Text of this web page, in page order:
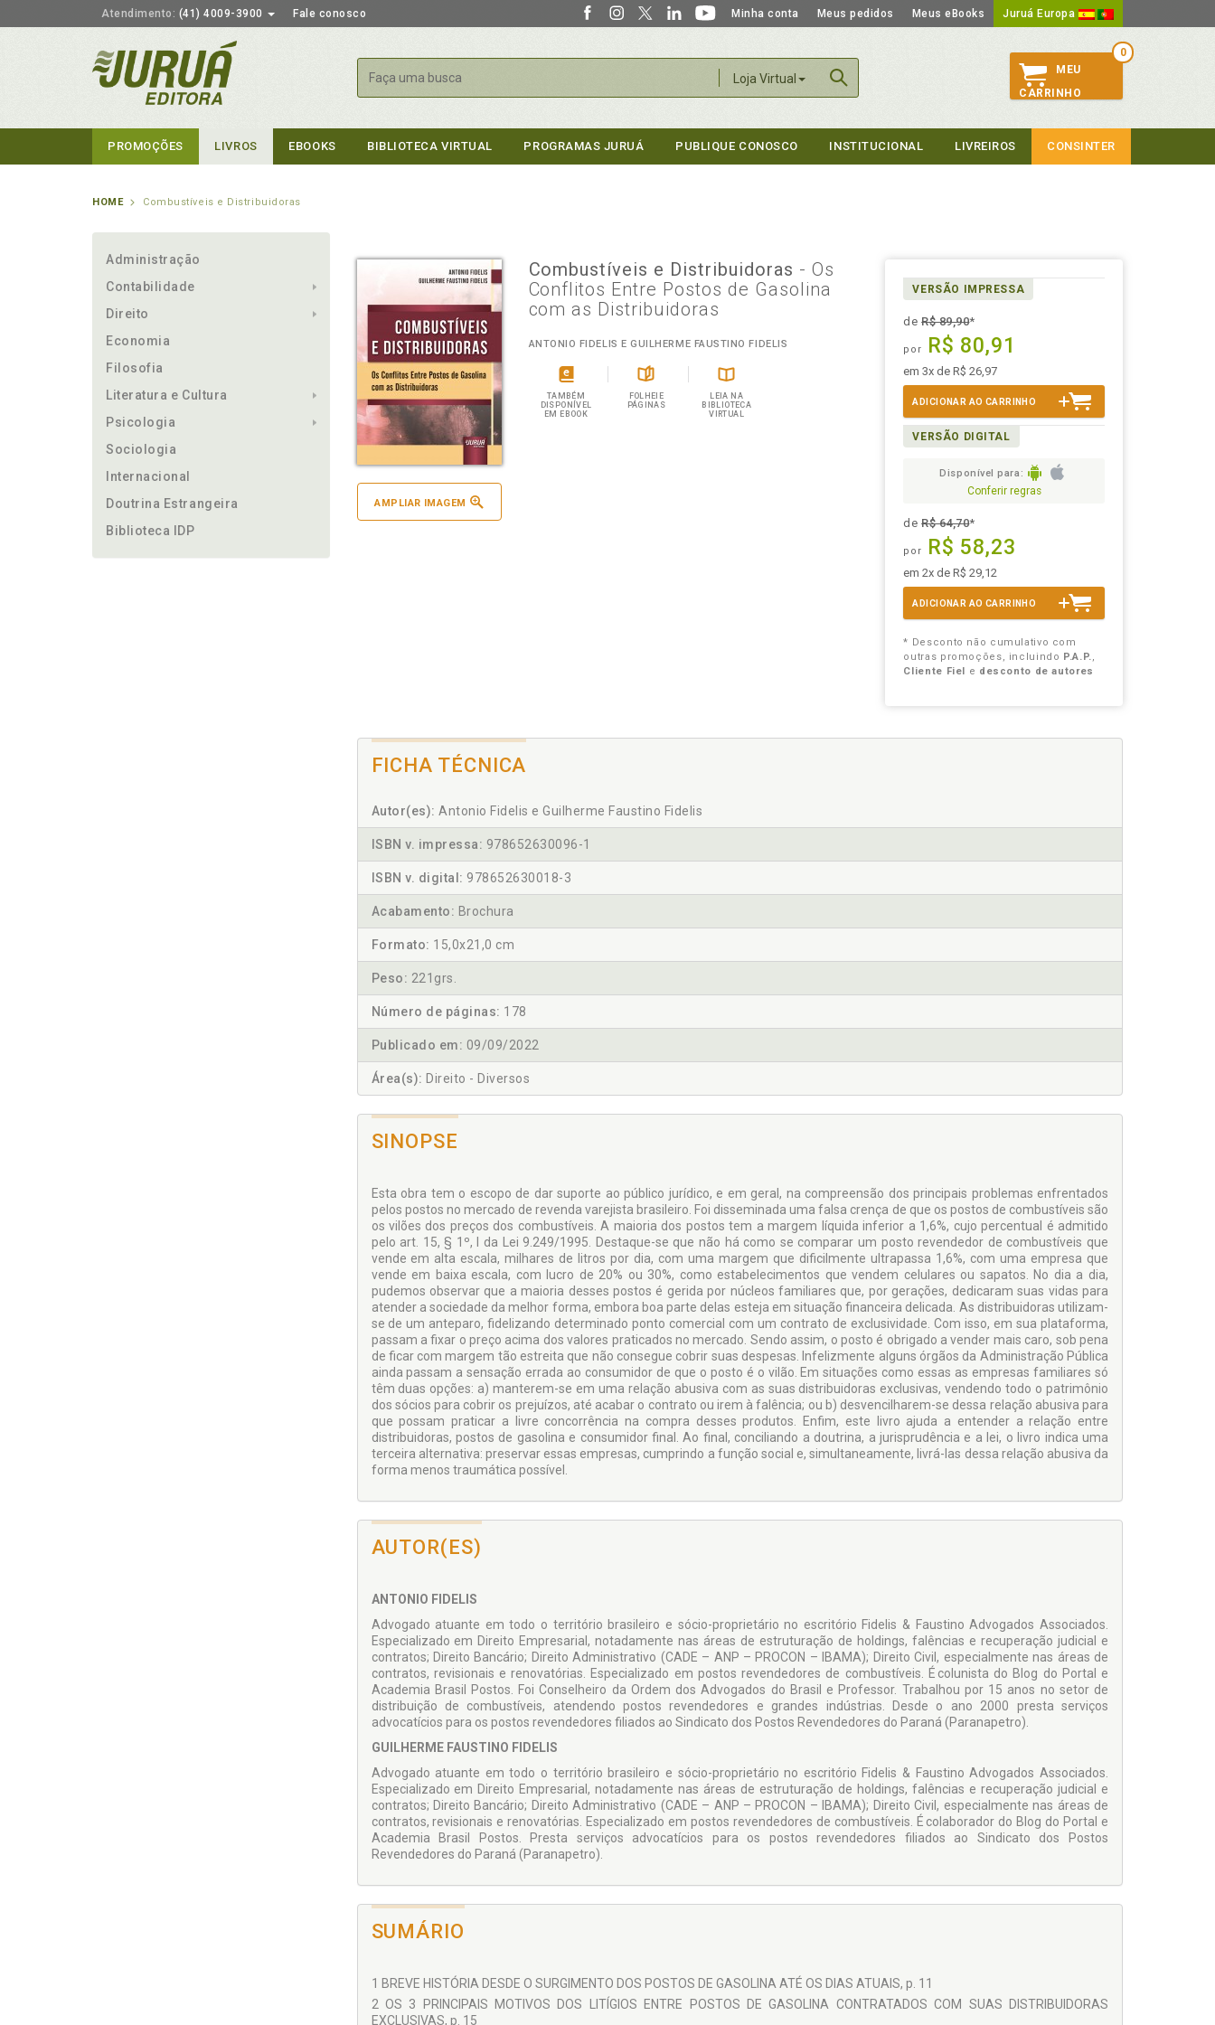
Atendimento: (41) 4009-3900 Fale conosco Minha conta Meus pedidos Meus eBooks Juruá Europa
Loja Virtual
Buscar
0
MEU
CARRINHO
PROMOÇÕES LIVROS EBOOKS BIBLIOTECA VIRTUAL PROGRAMAS JURUÁ PUBLIQUE CONOSCO INSTITUCIONAL LIVREIROS CONSINTER
HOME Combustíveis e Distribuidoras
Administração
Contabilidade
Direito
Economia
Filosofia
Literatura e Cultura
Psicologia
Sociologia
Internacional
Doutrina Estrangeira
Biblioteca IDP
AMPLIAR IMAGEM
Combustíveis e Distribuidoras - Os
Conflitos Entre Postos de Gasolina
com as Distribuidoras
ANTONIO FIDELIS E GUILHERME FAUSTINO FIDELIS
TAMBÉM
DISPONÍVEL
EM EBOOK
FOLHEIE
PÁGINAS
LEIA NA
BIBLIOTECA
VIRTUAL
VERSÃO IMPRESSA
deR$ 89,90*
por R$ 80,91
em 3x de R$ 26,97
ADICIONAR AO CARRINHO
VERSÃO DIGITAL
Disponível para:
Conferir regras
deR$ 64,70*
por R$ 58,23
em 2x de R$ 29,12
ADICIONAR AO CARRINHO
* Desconto não cumulativo com
outras promoções, incluindo P.A.P.,
Cliente Fiel
e desconto de autores
FICHA TÉCNICA
Autor(es): Antonio Fidelis e Guilherme Faustino Fidelis
ISBN v. impressa: 978652630096-1
ISBN v. digital: 978652630018-3
Acabamento: Brochura
Formato: 15,0x21,0 cm
Peso: 221grs.
Número de páginas: 178
Publicado em: 09/09/2022
Área(s): Direito - Diversos
SINOPSE
Esta obra tem o escopo de dar suporte ao público jurídico, e em geral, na compreensão dos principais problemas enfrentados
pelos postos no mercado de revenda varejista brasileiro. Foi disseminada uma falsa crença de que os postos de combustíveis são
os vilões dos preços dos combustíveis. A maioria dos postos tem a margem líquida inferior a 1,6%, cujo percentual é admitido
pelo art. 15, § 1º, I da Lei 9.249/1995. Destaque-se que não há como se comparar um posto revendedor de combustíveis que
vende em alta escala, milhares de litros por dia, com uma margem que dificilmente ultrapassa 1,6%, com uma empresa que
vende em baixa escala, com lucro de 20% ou 30%, como estabelecimentos que vendem celulares ou sapatos. No dia a dia,
pudemos observar que a maioria desses postos é gerida por núcleos familiares que, por gerações, dedicaram suas vidas para
atender a sociedade da melhor forma, embora boa parte delas esteja em situação financeira delicada. As distribuidoras utilizam-
se de um anteparo, fidelizando determinado ponto comercial com um contrato de exclusividade. Com isso, em sua plataforma,
passam a fixar o preço acima dos valores praticados no mercado. Sendo assim, o posto é obrigado a vender mais caro, sob pena
de ficar com margem tão estreita que não consegue cobrir suas despesas. Infelizmente alguns órgãos da Administração Pública
ainda passam a sensação errada ao consumidor de que o posto é o vilão. Em situações como essas as empresas familiares só
têm duas opções: a) manterem-se em uma relação abusiva com as suas distribuidoras exclusivas, vendendo todo o patrimônio
dos sócios para cobrir os prejuízos, até acabar o contrato ou irem à falência; ou b) desvencilharem-se dessa relação abusiva para
que possam praticar a livre concorrência na compra desses produtos. Enfim, este livro ajuda a entender a relação entre
distribuidoras, postos de gasolina e consumidor final. Ao final, conciliando a doutrina, a jurisprudência e a lei, o livro indica uma
terceira alternativa: preservar essas empresas, cumprindo a função social e, simultaneamente, livrá-las dessa relação abusiva da
forma menos traumática possível.
AUTOR(ES)
ANTONIO FIDELIS
Advogado atuante em todo o território brasileiro e sócio-proprietário no escritório Fidelis & Faustino Advogados Associados.
Especializado em Direito Empresarial, notadamente nas áreas de estruturação de holdings, falências e recuperação judicial e
contratos; Direito Bancário; Direito Administrativo (CADE – ANP – PROCON – IBAMA); Direito Civil, especialmente nas áreas de
contratos, revisionais e renovatórias. Especializado em postos revendedores de combustíveis. É colunista do Blog do Portal e
Academia Brasil Postos. Foi Conselheiro da Ordem dos Advogados do Brasil e Professor. Trabalhou por 15 anos no setor de
distribuição de combustíveis, atendendo postos revendedores e grandes indústrias. Desde o ano 2000 presta serviços
advocatícios para os postos revendedores filiados ao Sindicato dos Postos Revendedores do Paraná (Paranapetro).
GUILHERME FAUSTINO FIDELIS
Advogado atuante em todo o território brasileiro e sócio-proprietário no escritório Fidelis & Faustino Advogados Associados.
Especializado em Direito Empresarial, notadamente nas áreas de estruturação de holdings, falências e recuperação judicial e
contratos; Direito Bancário; Direito Administrativo (CADE – ANP – PROCON – IBAMA); Direito Civil, especialmente nas áreas de
contratos, revisionais e renovatórias. Especializado em postos revendedores de combustíveis. É colaborador do Blog do Portal e
Academia Brasil Postos. Presta serviços advocatícios para os postos revendedores filiados ao Sindicato dos Postos
Revendedores do Paraná (Paranapetro).
SUMÁRIO
1 BREVE HISTÓRIA DESDE O SURGIMENTO DOS POSTOS DE GASOLINA ATÉ OS DIAS ATUAIS, p. 11
2 OS 3 PRINCIPAIS MOTIVOS DOS LITÍGIOS ENTRE POSTOS DE GASOLINA CONTRATADOS COM SUAS DISTRIBUIDORAS
EXCLUSIVAS, p. 15